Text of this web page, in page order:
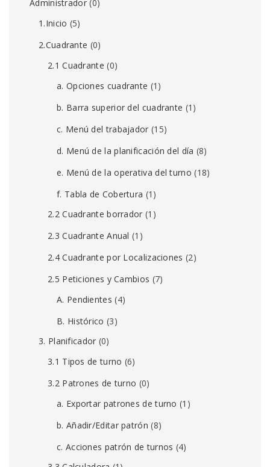
Administrador(0)
1.Inicio (5)
2.Cuadrante (0)
2.1 Cuadrante (0)
a. Opciones cuadrante (1)
b. Barra superior del cuadrante (1)
c. Menú del trabajador (15)
d. Menú de la planificación del día (8)
e. Menú de la operativa del turno (18)
f. Tabla de Cobertura (1)
2.2 Cuadrante borrador (1)
2.3 Cuadrante Anual (1)
2.4 Cuadrante por Localizaciones (2)
2.5 Peticiones y Cambios (7)
A. Pendientes (4)
B. Histórico (3)
3. Planificador (0)
3.1 Tipos de turno (6)
3.2 Patrones de turno (0)
a. Exportar patrones de turno (1)
b. Añadir/Editar patrón (8)
c. Acciones patrón de turnos (4)